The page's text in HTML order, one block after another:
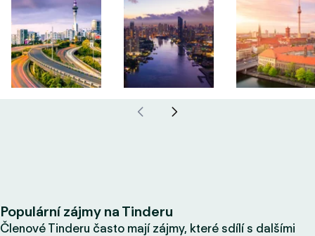
Populární zájmy na Tinderu
Členové Tinderu často mají zájmy, které sdílí s dalšími